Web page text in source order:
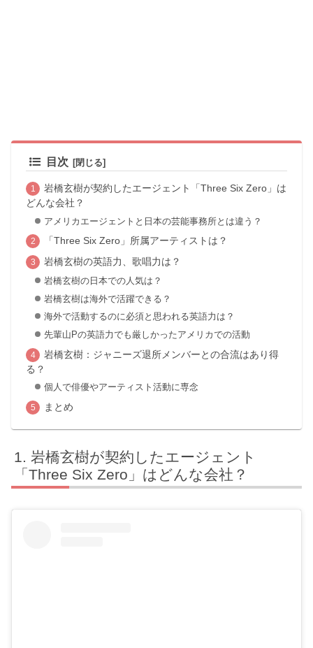
目次
岩橋玄樹が契約したエージェント「Three Six Zero」は
どんな会社？
アメリカエージェントと日本の芸能事務所とは違う？
「Three Six Zero」所属アーティストは？
岩橋玄樹の英語力、歌唱力は？
岩橋玄樹の日本での人気は？
岩橋玄樹は海外で活躍できる？
海外で活動するのに必須と思われる英語力は？
先輩山Pの英語力でも厳しかったアメリカでの活動
岩橋玄樹：ジャニーズ退所メンバーとの合流はあり得
る？
個人で俳優やアーティスト活動に専念
まとめ
岩橋玄樹が契約したエージェント
「Three Six Zero」はどんな会社？